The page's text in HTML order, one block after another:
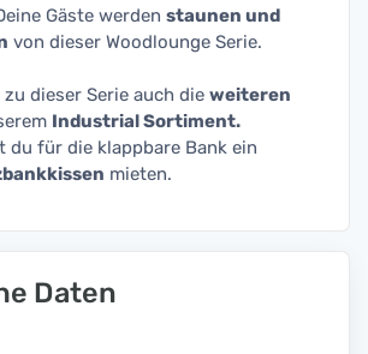
Gäste werden staunen und
von dieser Woodlounge Serie.
dieser Serie auch die weiteren
Industrial Sortiment.
du für die klappbare Bank ein
mieten.
Daten